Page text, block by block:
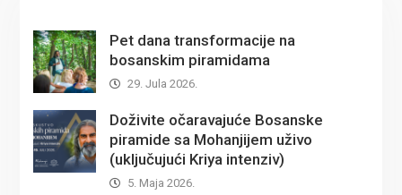
Pet dana transformacije na
bosanskim piramidama
29. Jula 2026.
Doživite očaravajuće Bosanske
piramide sa Mohanjijem uživo
(uključujući Kriya intenziv)
5. Maja 2026.